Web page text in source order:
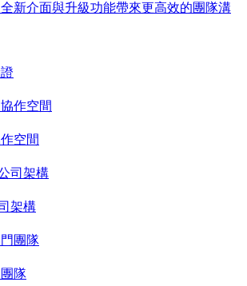
新介面與升級功能帶來更高效的團隊溝
空間
架構
隊